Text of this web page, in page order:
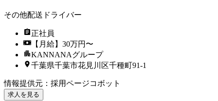
その他配送ドライバー
正社員
【月給】30万円〜
KANNANAグループ
千葉県千葉市花見川区千種町91-1
情報提供元 ： 採用ページコボット
求人を見る